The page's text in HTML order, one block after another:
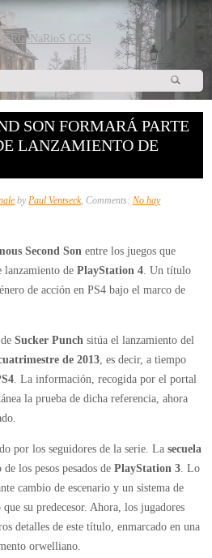
SON FORMARÁ PARTE
LANZAMIENTO DE
byPaul Ventseck, Comments:No hay
Second Son entre los juegos que
lanzamiento dePlayStation 4. Un título
de acción en PS4 bajo el marco de
Sucker Punch sitúa el lanzamiento del
de 2013, es decir, a tiempo
. La información, recogida por el portal
la prueba de dicha referencia, ahora
por los seguidores de la serie. Lasecuela
los pesos pesados dePlayStation 3. Lo
cambio de escenario y un sistema de
su predecesor. Ahora, los jugadores
detalles de este título, enmarcado en una
orwelliano.